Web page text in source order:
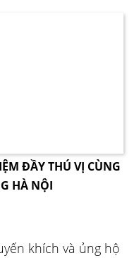
ĐẦY THÚ VỊ CÙNG
HÀ NỘI
khích và ủng hộ